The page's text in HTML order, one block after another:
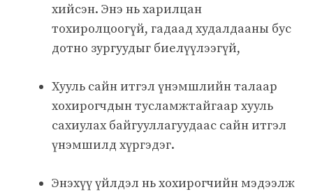
хийсэн. Энэ нь харилцан
тохиролцоогүй, гадаад худалдааны бус
дотно зургуудыг биелүүлээгүй,
Хууль сайн итгэл үнэмшлийн талаар
хохирогчдын тусламжтайгаар хууль
сахиулах байгууллагуудаас сайн итгэл
үнэмшилд хүргэдэг.
Энэхүү үйлдэл нь хохирогчийн мэдээлж